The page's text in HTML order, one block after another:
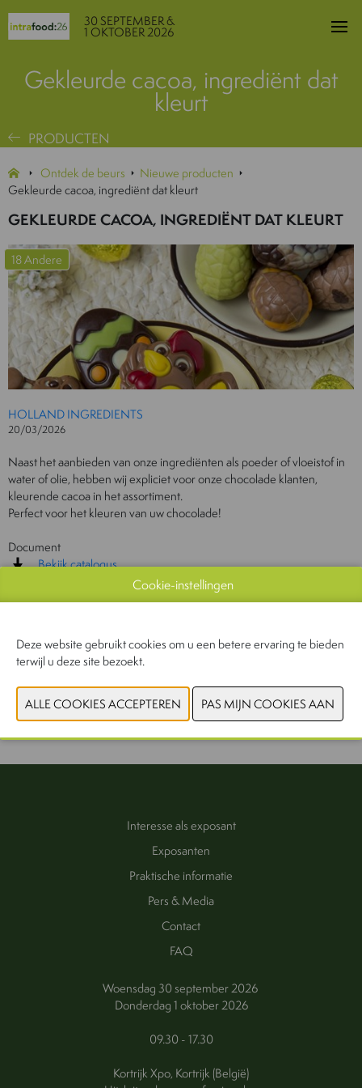
30 SEPTEMBER &
1 OKTOBER 2026
Gekleurde cacoa, ingrediënt dat
kleurt
PRODUCTEN
Ontdek de beurs
Nieuwe producten
Gekleurde cacoa, ingrediënt dat kleurt
GEKLEURDE CACOA, INGREDIËNT DAT KLEURT
18 Andere
HOLLAND INGREDIENTS
20/03/2026
Naast het aanbieden van onze ingrediënten als poeder of vloeistof in
water of olie, hebben wij expliciet voor onze chocolade klanten,
kleurende cacoa in het assortiment.
Perfect voor het kleuren van uw chocolade!
Document
Bekijk catalogus
VORIGE VOLGENDE
Interesse als exposant
Exposanten
Praktische informatie
Pers & Media
Contact
FAQ
Woensdag 30 september 2026
Donderdag 1 oktober 2026
09.30 - 17.30
Kortrijk Xpo, Kortrijk (België)
Cookie-instellingen
Deze website gebruikt cookies om u een betere ervaring te bieden
terwijl u deze site bezoekt.